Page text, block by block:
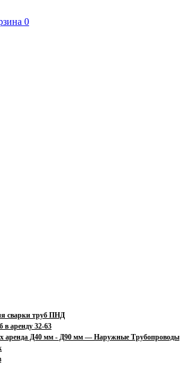
0
сварки труб ПНД
в аренду 32-63
аренда Д40 мм - Д90 мм — Наружные Трубопроводы